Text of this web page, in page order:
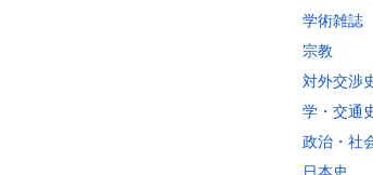
学術雑誌
宗教
対外交渉
学・交通
政治・社
日本史